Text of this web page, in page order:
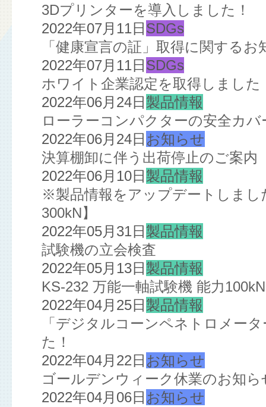
3Dプリンターを導入しました！
2022年07月11日 SDGs
「健康宣言の証」取得に関するお
2022年07月11日 SDGs
ホワイト企業認定を取得しました
2022年06月24日 製品情報
ローラーコンパクターの安全カバ
2022年06月24日 お知らせ
決算棚卸に伴う出荷停止のご案内
2022年06月10日 製品情報
※製品情報をアップデートしま
300kN】
2022年05月31日 製品情報
試験機の立会検査
2022年05月13日 製品情報
KS-232 万能一軸試験機 能力
2022年04月25日 製品情報
「デジタルコーンペネトロメー
た！
2022年04月22日 お知らせ
ゴールデンウィーク休業のお知ら
2022年04月06日 お知らせ